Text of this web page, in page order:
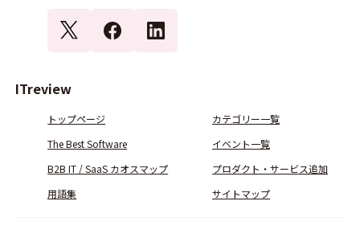
ITreview
トップページ
カテゴリー一覧
The Best Software
イベント一覧
B2B IT / SaaS カオスマップ
プロダクト・サービス追加
用語集
サイトマップ